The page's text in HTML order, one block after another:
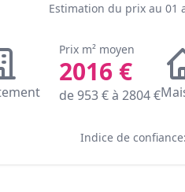
Estimation du prix au 01
Prix m² moyen
2016€
de953€ à 2804€
Indice de confiance: